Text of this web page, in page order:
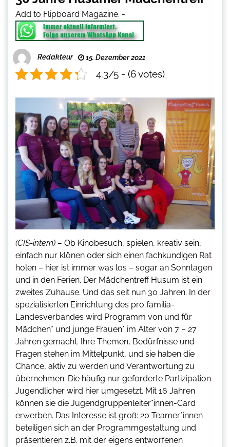
Add to Flipboard Magazine. -
Redakteur 15. Dezember 2021
4.3/5 - (6 votes)
(CIS-intern) – Ob Kinobesuch, spielen, kreativ sein,
einfach nur klönen oder sich einen fachkundigen Rat
holen – hier ist immer was los – sogar an Sonntagen
und in den Ferien. Der Mädchentreff Husum ist ein
zweites Zuhause. Und das seit nun 30 Jahren. In der
spezialisierten Einrichtung des pro familia-
Landesverbandes wird Programm von und für
Mädchen* und junge Frauen* im Alter von 7 – 27
Jahren gemacht. Ihre Themen, Bedürfnisse und
Fragen stehen im Mittelpunkt, und sie haben die
Chance, aktiv zu werden und Verantwortung zu
übernehmen. Die häufig nur geforderte Partizipation
Jugendlicher wird hier umgesetzt. Mit 16 Jahren
können sie die Jugendgruppenleiter*innen-Card
erwerben. Das Interesse ist groß: 20 Teamer*innen
beteiligen sich an der Programmgestaltung und
präsentieren z.B. mit der eigens entworfenen